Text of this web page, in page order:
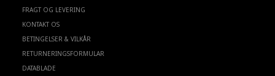
FRAGT OG LEVERING
KONTAKT OS
BETINGELSER & VILKÅR
RETURNERINGSFORMULAR
DATABLADE